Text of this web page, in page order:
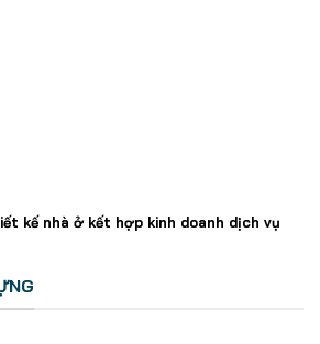
kế nhà ở kết hợp kinh doanh dịch vụ